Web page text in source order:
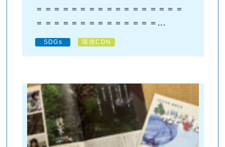
＝＝＝＝＝＝＝＝＝＝＝＝＝＝＝＝＝
＝＝＝＝＝＝＝＝＝＝＝＝＝＝...
SDGs 環境CDN